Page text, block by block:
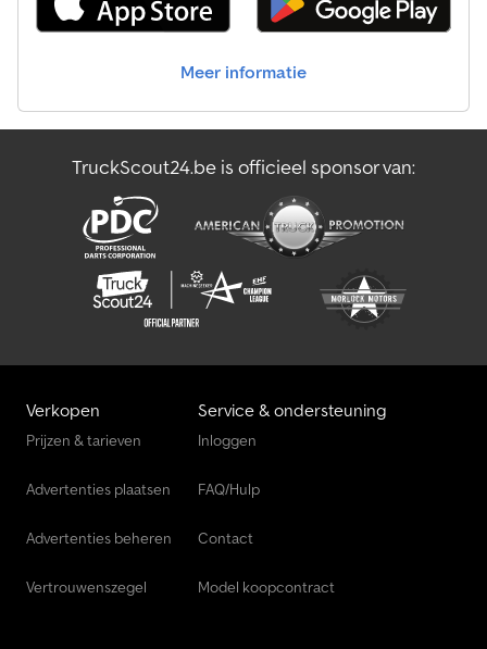
Remmen: Schijfremmen Vooras: Max. aslast: 8.000 kg;
Bandenprofiel links: 30%; Bandenprofiel rechts: 30%; Vering:
Bandenprofiel links: 30%; Bandenprofiel rechts: 29%; Reductie:
Leeggewicht: 7.772 kg Dedszg Dglepfx Agksck Laadvermogen:
Onderhoud APK (algemene periodieke keuring): geldig tot 09-
2026 Staat Technische staat: goed Optische staat: goed Schade:
geen Identificatie Kenteken: 75-BLG-9 Overige informatie Neem
contact op met Arjan Kamsteeg of Rob Veldhuis voor meer
informatie. = Overige opties en accessoires = - ACC - Aluminium
brandstoftank - Verwarmde spiegels - Rembekrachtiger -
Dakspoiler - Differentieelslot - Geluidsarm - Snelheidsbegrenzer -
Luchtvering - Luchtgeveerde stoelen - Roetfilter - Radio/CD-
Meer informatie
TruckScout24.be is officieel sponsor van:
Verkopen
Prijzen & tarieven
Advertenties plaatsen
Advertenties beheren
Vertrouwenszegel
Service & ondersteuning
Inloggen
FAQ/Hulp
Contact
Model koopcontract